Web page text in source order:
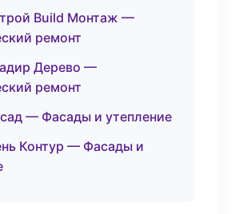
Build Монтаж —
ремонт
Дерево —
ремонт
— Фасады и утепление
Контур — Фасады и